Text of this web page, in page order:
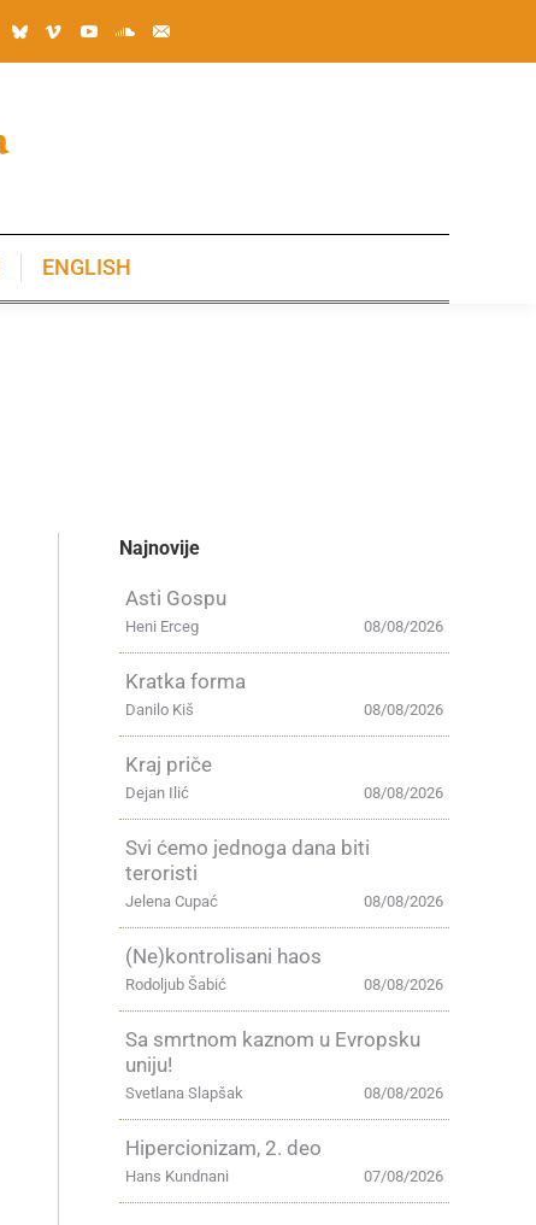
ENGLISH
Najnovije
Asti Gospu
08/08/2026
Heni Erceg
Kratka forma
08/08/2026
Danilo Kiš
Kraj priče
08/08/2026
Dejan Ilić
Svi ćemo jednoga dana biti
teroristi
08/08/2026
Jelena Cupać
(Ne)kontrolisani haos
08/08/2026
Rodoljub Šabić
Sa smrtnom kaznom u Evropsku
uniju!
08/08/2026
Svetlana Slapšak
Hipercionizam, 2. deo
07/08/2026
Hans Kundnani
ENGLISH